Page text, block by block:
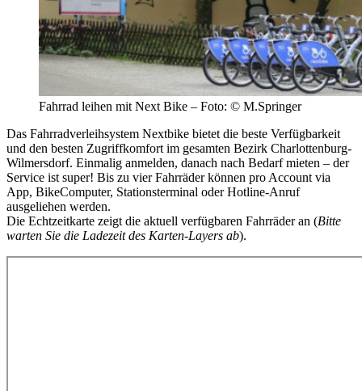
Fahrrad leihen mit Next Bike – Foto: © M.Springer
Das Fahrradverleihsystem Nextbike bietet die beste Verfügbarkeit
und den besten Zugriffkomfort im gesamten Bezirk Charlottenburg-
Wilmersdorf. Einmalig anmelden, danach nach Bedarf mieten – der
Service ist super! Bis zu vier Fahrräder können pro Account via
App, BikeComputer, Stationsterminal oder Hotline-Anruf
ausgeliehen werden.
Die Echtzeitkarte zeigt die aktuell verfügbaren Fahrräder an (Bitte
warten Sie die Ladezeit des Karten-Layers ab).